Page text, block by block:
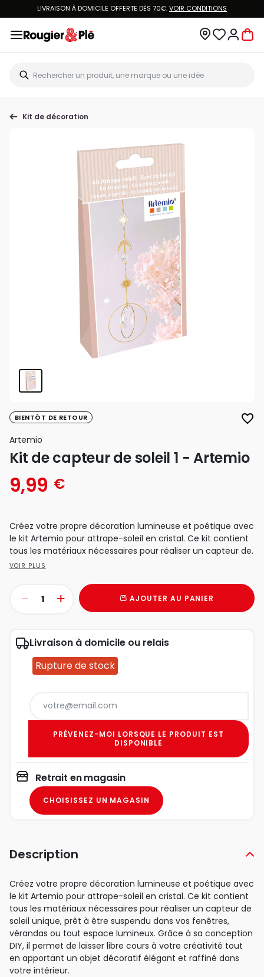
LIVRAISON À DOMICILE OFFERTE DÈS 70€.VOIR CONDITIONS
Kit de décoration
BIENTÔT DE RETOUR favorite_border
Artemio
Kit de capteur de soleil 1 - Artemio
9,99 €
Créez votre propre décoration lumineuse et poétique avec
le kit Artemio pour attrape-soleil en cristal. Ce kit contient
tous les matériaux nécessaires pour réaliser un capteur de.
VOIR PLUS
AJOUTER AU PANIER
Livraison à domicile ou relais
Rupture de stock
PRÉVENEZ-MOI LORSQUE LE PRODUIT EST
DISPONIBLE
Retrait en magasin
CHOISISSEZ UN MAGASIN
Description
Créez votre propre décoration lumineuse et poétique avec
le kit Artemio pour attrape-soleil en cristal. Ce kit contient
tous les matériaux nécessaires pour réaliser un capteur de
soleil unique, prêt à être suspendu dans vos fenêtres,
vérandas ou tout espace lumineux. Grâce à sa conception
DIY, il permet de laisser libre cours à votre créativité tout
en apportant un objet décoratif élégant et raffiné dans
votre intérieur.